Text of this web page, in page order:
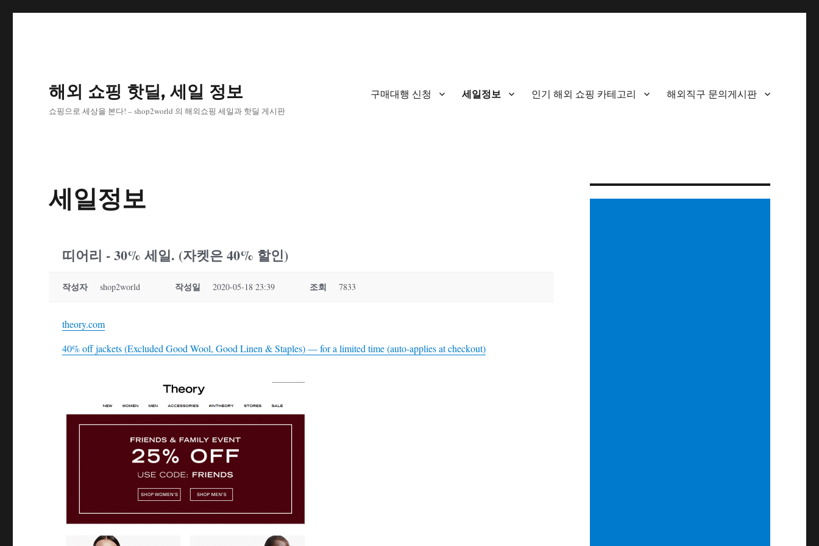
해외 쇼핑 핫딜, 세일 정보
쇼핑으로 세상을 본다! – shop2world 의 해외쇼핑 세일과 핫딜 게시판
구매대행 신청 세일정보 인기 해외 쇼핑 카테고리 해외직구 문의게시판
세일정보
띠어리 - 30% 세일. (자켓은 40% 할인)
작성자 shop2world 작성일 2020-05-18 23:39 조회 7833
theory.com
40% off jackets (Excluded Good Wool, Good Linen & Staples) — for a limited time (auto-applies at checkout)